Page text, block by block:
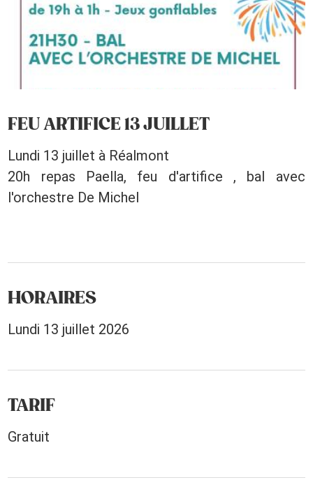
FEU ARTIFICE 13 JUILLET
Lundi 13 juillet à Réalmont
20h repas Paella, feu d'artifice , bal avec
l'orchestre De Michel
HORAIRES
Lundi 13 juillet 2026
TARIF
Gratuit